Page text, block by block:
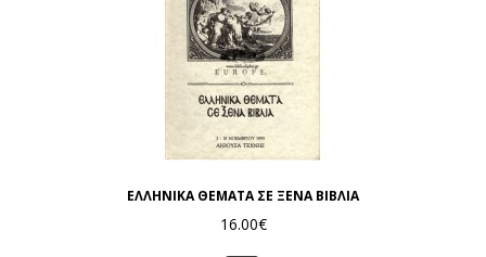
ΕΛΛΗΝΙΚΑ ΘΕΜΑΤΑ ΣΕ ΞΕΝΑ ΒΙΒΛΙΑ
16.00€